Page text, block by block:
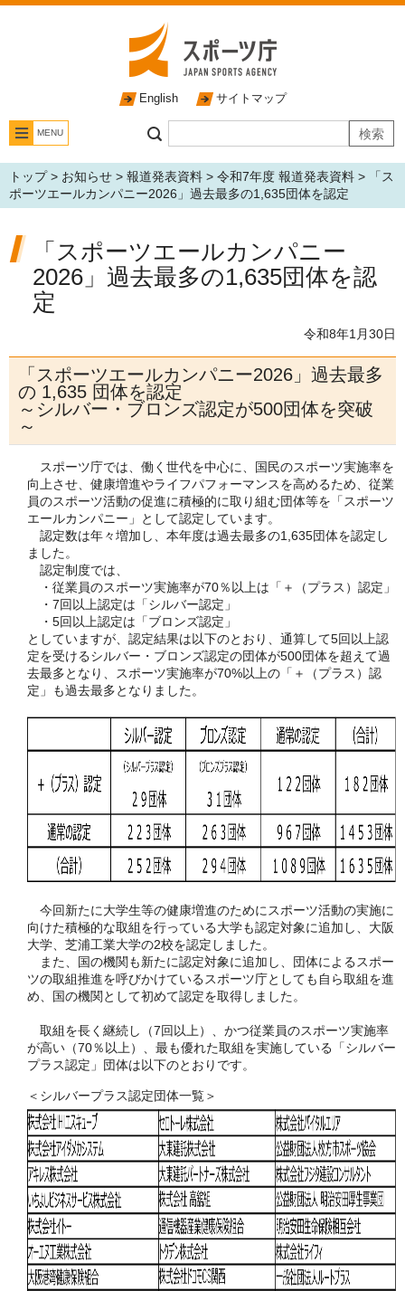
English サイトマップ
MENU
トップ> お知らせ > 報道発表資料 > 令和7年度 報道発表資料 > 「ス
ポーツエールカンパニー2026」過去最多の1,635団体を認定
「スポーツエールカンパニー
2026」過去最多の1,635団体を認
定
令和8年1月30日
「スポーツエールカンパニー2026」過去最多
の 1,635 団体を認定
～シルバー・ブロンズ認定が500団体を突破
～
スポーツ庁では、働く世代を中心に、国民のスポーツ実施率を
向上させ、健康増進やライフパフォーマンスを高めるため、従業
員のスポーツ活動の促進に積極的に取り組む団体等を「スポーツ
エールカンパニー」として認定しています。
認定数は年々増加し、本年度は過去最多の1,635団体を認定し
ました。
認定制度では、
・従業員のスポーツ実施率が70％以上は「＋（プラス）認定」
・7回以上認定は「シルバー認定」
・5回以上認定は「ブロンズ認定」
としていますが、認定結果は以下のとおり、通算して5回以上認
定を受けるシルバー・ブロンズ認定の団体が500団体を超えて過
去最多となり、スポーツ実施率が70%以上の「＋（プラス）認
定」も過去最多となりました。
今回新たに大学生等の健康増進のためにスポーツ活動の実施に
向けた積極的な取組を行っている大学も認定対象に追加し、大阪
大学、芝浦工業大学の2校を認定しました。
また、国の機関も新たに認定対象に追加し、団体によるスポー
ツの取組推進を呼びかけているスポーツ庁としても自ら取組を進
め、国の機関として初めて認定を取得しました。
取組を長く継続し（7回以上）、かつ従業員のスポーツ実施率
が高い（70％以上）、最も優れた取組を実施している「シルバー
プラス認定」団体は以下のとおりです。
＜シルバープラス認定団体一覧＞